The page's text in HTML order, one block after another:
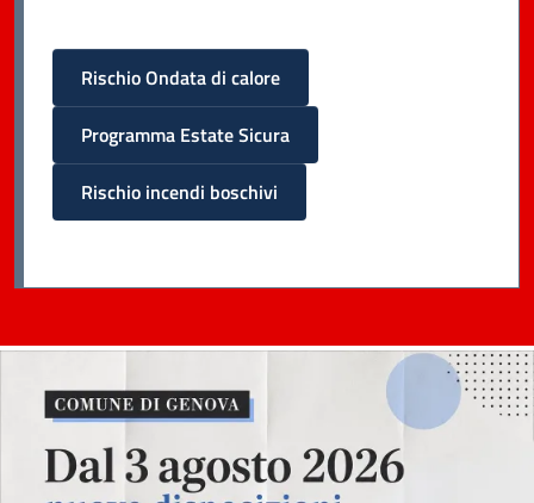
Rischio Ondata di calore
Programma Estate Sicura
Rischio incendi boschivi